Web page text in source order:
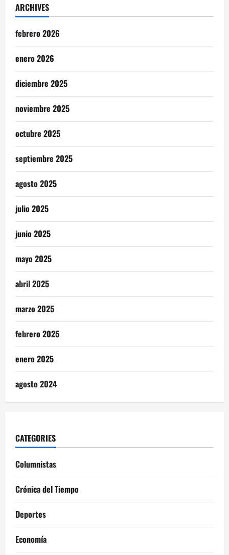
ARCHIVES
febrero 2026
enero 2026
diciembre 2025
noviembre 2025
octubre 2025
septiembre 2025
agosto 2025
julio 2025
junio 2025
mayo 2025
abril 2025
marzo 2025
febrero 2025
enero 2025
agosto 2024
CATEGORIES
Columnistas
Crónica del Tiempo
Deportes
Economía